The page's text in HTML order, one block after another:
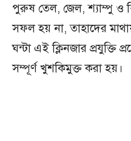
পুরুষ তেল, জেল, শ্যাম্পু ও
সফল হয় না, তাহাদের
ঘন্টা এই ক্লিনজার প্রযুক্তি
সম্পূর্ণ খুশকিমুক্ত করা হয়।